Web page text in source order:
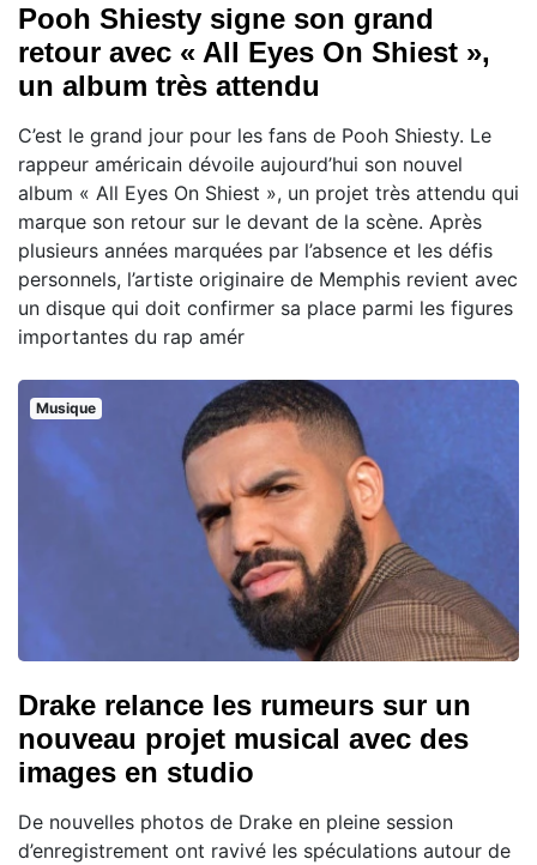
Pooh Shiesty signe son grand
retour avec « All Eyes On Shiest »,
un album très attendu
C’est le grand jour pour les fans de Pooh Shiesty. Le
rappeur américain dévoile aujourd’hui son nouvel
album « All Eyes On Shiest », un projet très attendu qui
marque son retour sur le devant de la scène. Après
plusieurs années marquées par l’absence et les défis
personnels, l’artiste originaire de Memphis revient avec
un disque qui doit confirmer sa place parmi les figures
importantes du rap amér
Musique
Drake relance les rumeurs sur un
nouveau projet musical avec des
images en studio
De nouvelles photos de Drake en pleine session
d’enregistrement ont ravivé les spéculations autour de